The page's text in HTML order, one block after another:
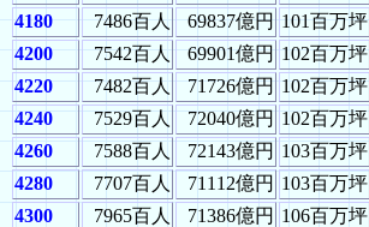
4180
7486百人 69837億円 101百万坪
4200
7542百人 69901億円 102百万坪
4220
7482百人 71726億円 102百万坪
4240
7529百人 72040億円 102百万坪
4260
7588百人 72143億円 103百万坪
4280
7707百人 71112億円 103百万坪
4300
7965百人 71386億円 106百万坪